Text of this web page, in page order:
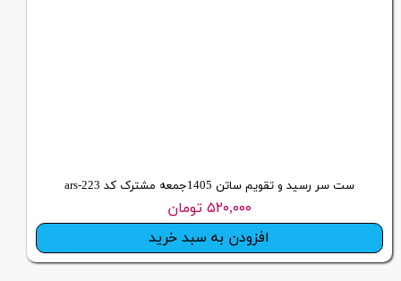
ست سر رسید و تقویم ساتن 1405جمعه مشترک کد ars-223
۵۲۰,۰۰۰ تومان
افزودن به سبد خرید